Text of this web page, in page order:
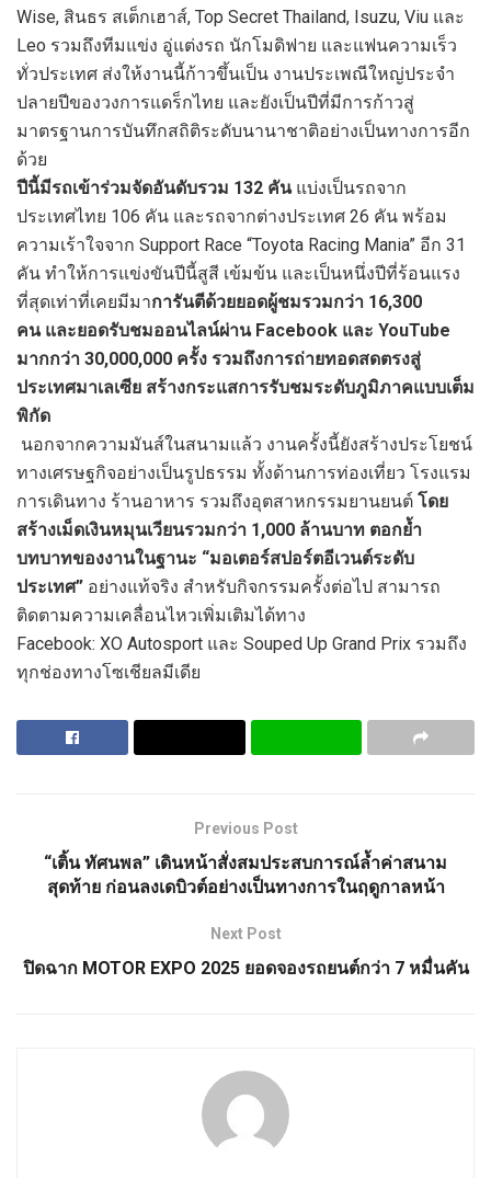
Wise, สินธร สเต็กเฮาส์, Top Secret Thailand, Isuzu, Viu และ
Leo รวมถึงทีมแข่ง อู่แต่งรถ นักโมดิฟาย และแฟนความเร็ว
ทั่วประเทศ ส่งให้งานนี้ก้าวขึ้นเป็น งานประเพณีใหญ่ประจำ
ปลายปีของวงการแดร็กไทย และยังเป็นปีที่มีการก้าวสู่
มาตรฐานการบันทึกสถิติระดับนานาชาติอย่างเป็นทางการอีก
ด้วย
ปีนี้มีรถเข้าร่วมจัดอันดับรวม 132 คันแบ่งเป็นรถจาก
ประเทศไทย 106 คัน และรถจากต่างประเทศ 26 คัน พร้อม
ความเร้าใจจาก Support Race “Toyota Racing Mania” อีก 31
คัน ทำให้การแข่งขันปีนี้สูสี เข้มข้น และเป็นหนึ่งปีที่ร้อนแรง
ที่สุดเท่าที่เคยมีมาการันตีด้วยยอดผู้ชมรวมกว่า 16,300
คน และยอดรับชมออนไลน์ผ่าน Facebook และ YouTube
มากกว่า 30,000,000 ครั้ง รวมถึงการถ่ายทอดสดตรงสู่
ประเทศมาเลเซีย สร้างกระแสการรับชมระดับภูมิภาคแบบเต็ม
พิกัด
นอกจากความมันส์ในสนามแล้ว งานครั้งนี้ยังสร้างประโยชน์
ทางเศรษฐกิจอย่างเป็นรูปธรรม ทั้งด้านการท่องเที่ยว โรงแรม
การเดินทาง ร้านอาหาร รวมถึงอุตสาหกรรมยานยนต์ โดย
สร้างเม็ดเงินหมุนเวียนรวมกว่า 1,000 ล้านบาท ตอกย้ำ
บทบาทของงานในฐานะ “มอเตอร์สปอร์ตอีเวนต์ระดับ
ประเทศ” อย่างแท้จริง สำหรับกิจกรรมครั้งต่อไป สามารถ
ติดตามความเคลื่อนไหวเพิ่มเติมได้ทาง
Facebook: XO Autosport และ Souped Up Grand Prix รวมถึง
ทุกช่องทางโซเชียลมีเดีย
Previous Post
“เติ้น ทัศนพล” เดินหน้าสั่งสมประสบการณ์ล้ำค่าสนาม
สุดท้าย ก่อนลงเดบิวต์อย่างเป็นทางการในฤดูกาลหน้า
Next Post
ปิดฉาก MOTOR EXPO 2025 ยอดจองรถยนต์กว่า 7 หมื่นคัน